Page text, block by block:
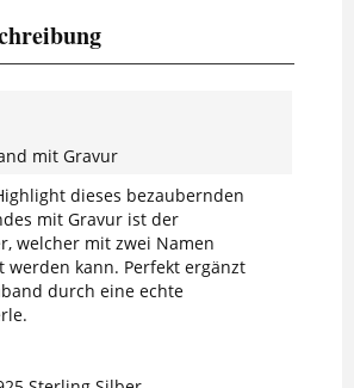
mit Gravur
dieses bezaubernden
mit Gravur ist der
welcher mit zwei Namen
werden kann. Perfekt ergänzt
durch eine echte